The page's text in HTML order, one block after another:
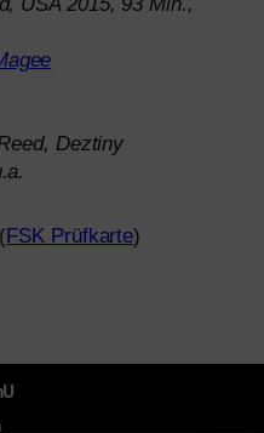
Deztiny
FSK Prüfkarte)